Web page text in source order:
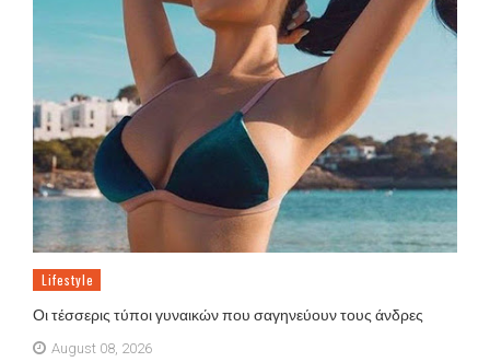
Lifestyle
Οι τέσσερις τύποι γυναικών που σαγηνεύουν τους άνδρες
August 08, 2026